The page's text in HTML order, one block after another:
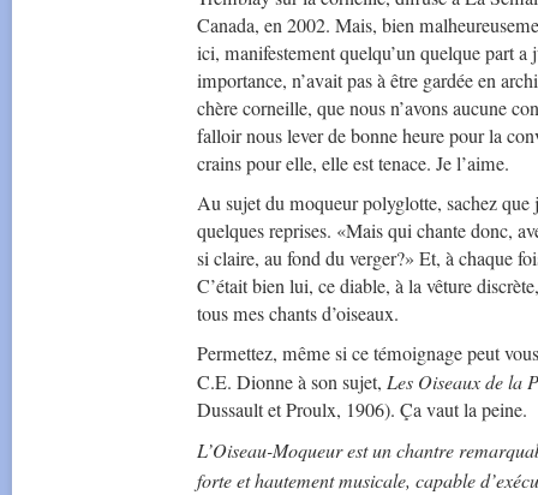
Canada, en 2002. Mais, bien
ici, manifestement quelqu’un quelque part
importance, n’avait pas à être gardée en
chère corneille, que nous n’avons aucune
falloir nous lever de bonne heure pour la
crains pour elle, elle est tenace. Je l’aime.
Au sujet du moqueur polyglotte, sachez
quelques reprises. «Mais qui chante donc,
si claire, au fond du verger?» Et, à chaque
C’était bien lui, ce diable, à la vêture
tous mes chants d’oiseaux.
Permettez, même si ce témoignage peut
C.E. Dionne à son sujet, Les Oiseaux de la
Dussault et Proulx, 1906). Ça vaut la peine.
L’Oiseau-Moqueur est un chantre
forte et hautement musicale, capable